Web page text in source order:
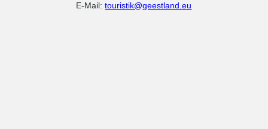
E-Mail:touristik@geestland.eu